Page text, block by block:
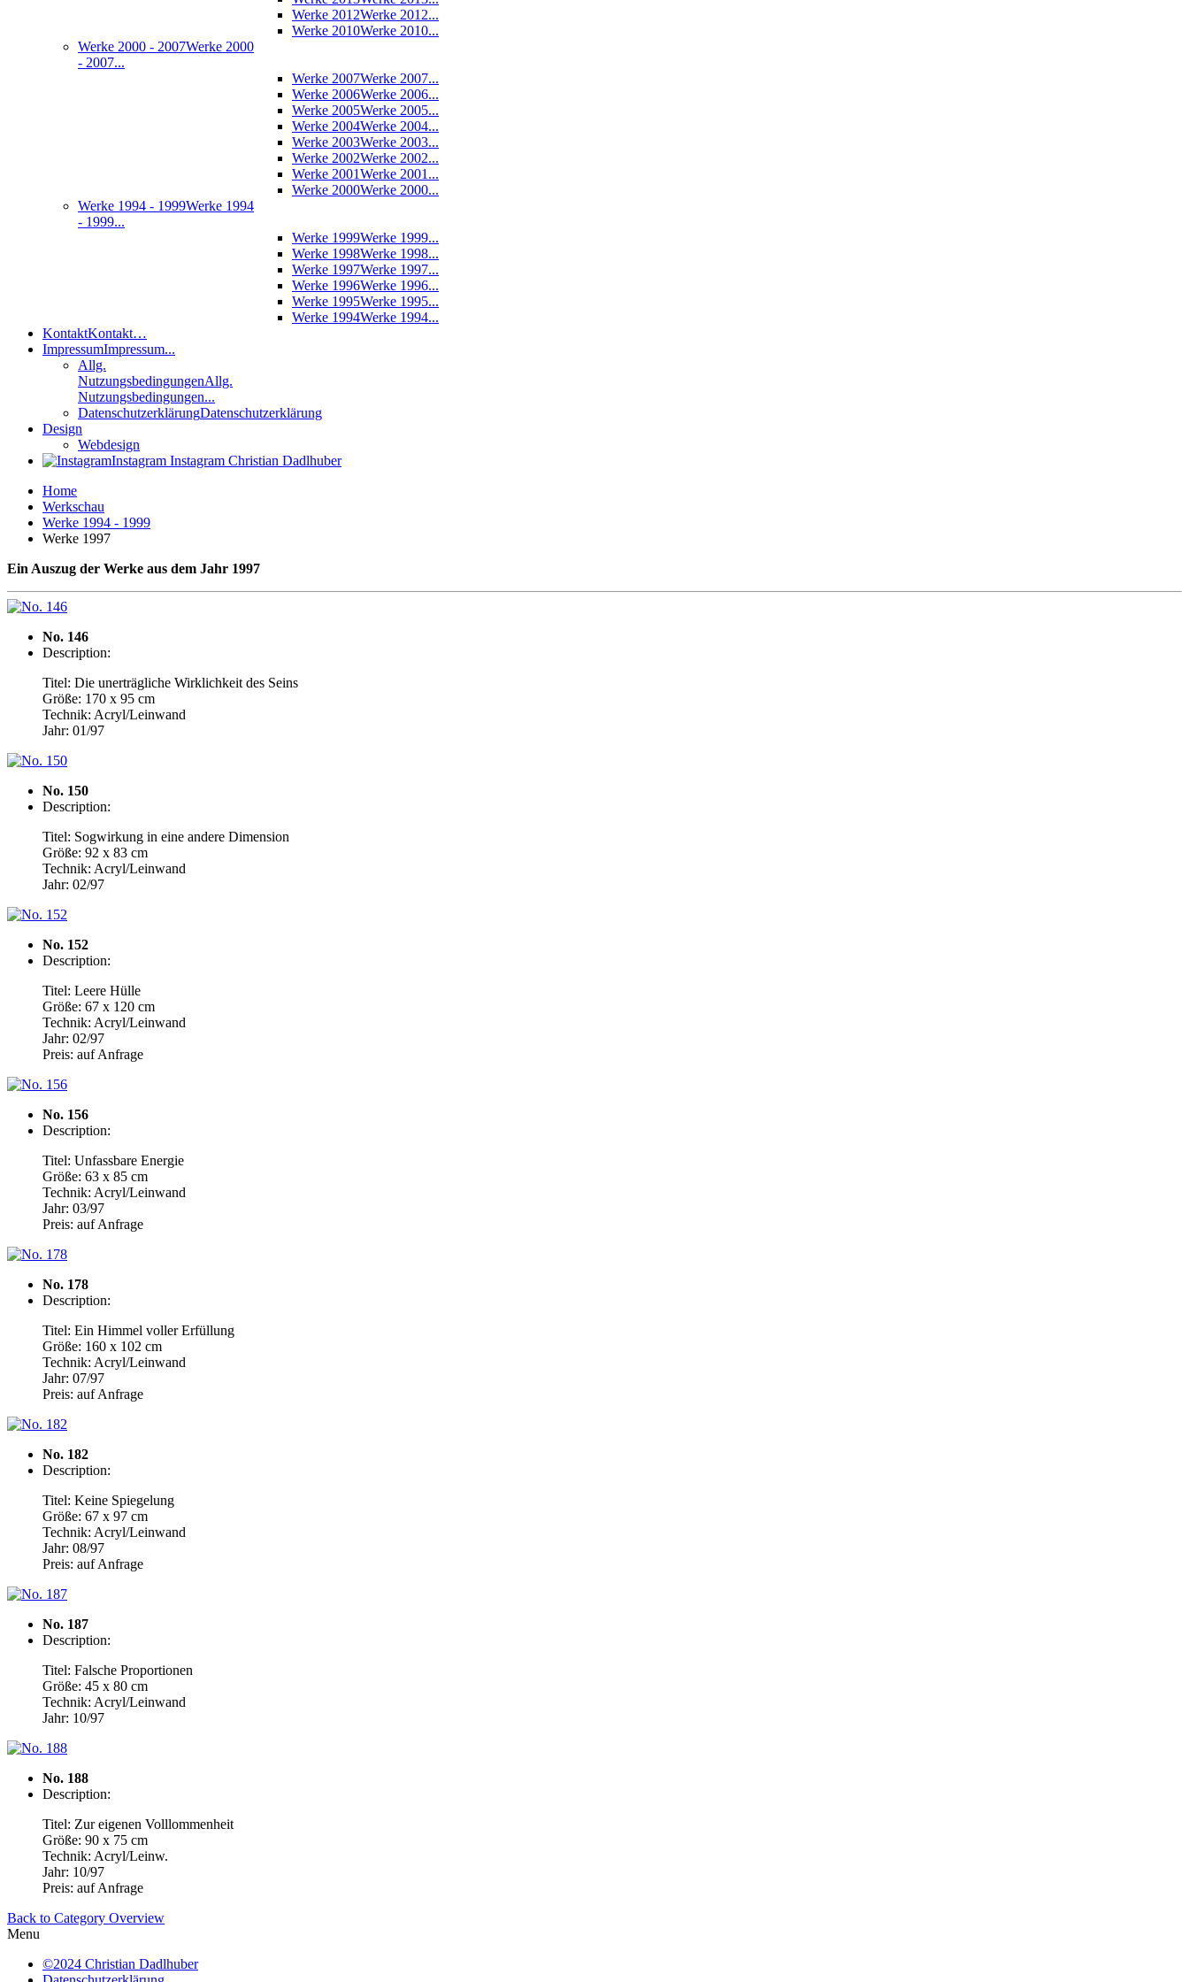
Werke 2012Werke 2012...
Werke 2010Werke 2010...
Werke 2000 - 2007Werke 2000
- 2007...
Werke 2007Werke 2007...
Werke 2006Werke 2006...
Werke 2005Werke 2005...
Werke 2004Werke 2004...
Werke 2003Werke 2003...
Werke 2002Werke 2002...
Werke 2001Werke 2001...
Werke 2000Werke 2000...
Werke 1994 - 1999Werke 1994
- 1999...
Werke 1999Werke 1999...
Werke 1998Werke 1998...
Werke 1997Werke 1997...
Werke 1996Werke 1996...
Werke 1995Werke 1995...
Werke 1994Werke 1994...
KontaktKontakt…
ImpressumImpressum...
Allg.
NutzungsbedingungenAllg.
Nutzungsbedingungen...
DatenschutzerklärungDatenschutzerklärung
Design
Webdesign
Instagram Instagram Christian Dadlhuber
Home
Werkschau
Werke 1994 - 1999
Werke 1997
Ein Auszug der Werke aus dem Jahr 1997
No. 146
Description:
Titel: Die unerträgliche Wirklichkeit des Seins
Größe: 170 x 95 cm
Technik: Acryl/Leinwand
Jahr: 01/97
No. 150
Description:
Titel: Sogwirkung in eine andere Dimension
Größe: 92 x 83 cm
Technik: Acryl/Leinwand
Jahr: 02/97
No. 152
Description:
Titel: Leere Hülle
Größe: 67 x 120 cm
Technik: Acryl/Leinwand
Jahr: 02/97
Preis: auf Anfrage
No. 156
Description:
Titel: Unfassbare Energie
Größe: 63 x 85 cm
Technik: Acryl/Leinwand
Jahr: 03/97
Preis: auf Anfrage
No. 178
Description:
Titel: Ein Himmel voller Erfüllung
Größe: 160 x 102 cm
Technik: Acryl/Leinwand
Jahr: 07/97
Preis: auf Anfrage
No. 182
Description:
Titel: Keine Spiegelung
Größe: 67 x 97 cm
Technik: Acryl/Leinwand
Jahr: 08/97
Preis: auf Anfrage
No. 187
Description:
Titel: Falsche Proportionen
Größe: 45 x 80 cm
Technik: Acryl/Leinwand
Jahr: 10/97
No. 188
Description:
Titel: Zur eigenen Volllommenheit
Größe: 90 x 75 cm
Technik: Acryl/Leinw.
Jahr: 10/97
Preis: auf Anfrage
Back to Category Overview
Menu
©2024 Christian Dadlhuber